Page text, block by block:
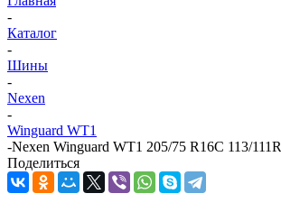
-
Каталог
-
Шины
-
Nexen
-
Winguard WT1
-Nexen Winguard WT1 205/75 R16C 113/111R
Поделиться